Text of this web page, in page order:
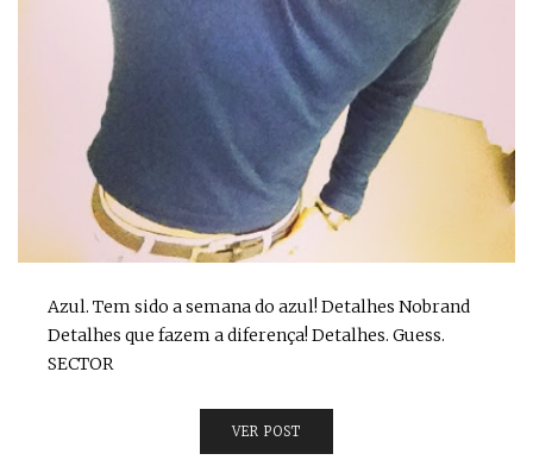
Azul. Tem sido a semana do azul! Detalhes Nobrand
Detalhes que fazem a diferença! Detalhes. Guess.
SECTOR
VER POST